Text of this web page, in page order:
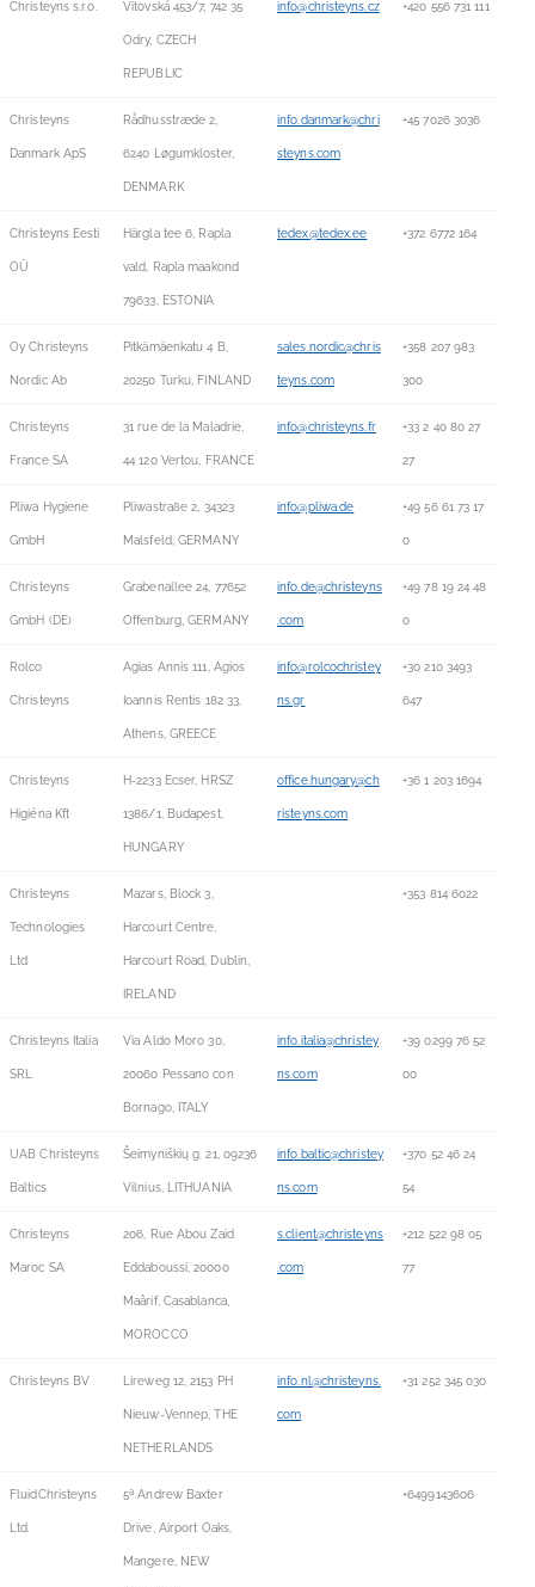
Christeyns s.r.o. Vitovská 453/7, 742 35
Odry, CZECH
REPUBLIC
info@christeyns.cz +420 556 731 111
Christeyns
Danmark ApS
Rådhusstræde 2,
6240 Løgumkloster,
DENMARK
info.danmark@chri
steyns.com
+45 7026 3036
Christeyns Eesti
OÜ
Härgla tee 6, Rapla
vald, Rapla maakond
79633, ESTONIA
tedex@tedex.ee +372 6772 164
Oy Christeyns
Nordic Ab
Pitkämäenkatu 4 B,
20250 Turku, FINLAND
sales.nordic@chris
teyns.com
+358 207 983
300
Christeyns
France SA
31 rue de la Maladrie,
44 120 Vertou, FRANCE
info@christeyns.fr +33 2 40 80 27
27
Pliwa Hygiene
GmbH
Pliwastraße 2, 34323
Malsfeld, GERMANY
info@pliwa.de +49 56 61 73 17
0
Christeyns
GmbH (DE)
Grabenallee 24, 77652
Offenburg, GERMANY
info.de@christeyns
.com
+49 78 19 24 48
0
Rolco
Christeyns
Agias Annis 111, Agios
Ioannis Rentis 182 33,
Athens, GREECE
info@rolcochristey
ns.gr
+30 210 3493
647
Christeyns
Higiéna Kft
H-2233 Ecser, HRSZ
1386/1, Budapest,
HUNGARY
office.hungary@ch
risteyns.com
+36 1 203 1694
Christeyns
Technologies
Ltd
Mazars, Block 3,
Harcourt Centre,
Harcourt Road, Dublin,
IRELAND
+353 814 6022
Christeyns Italia
SRL
Via Aldo Moro 30,
20060 Pessano con
Bornago, ITALY
info.italia@christey
ns.com
+39 0299 76 52
00
UAB Christeyns
Baltics
Šeimyniškių g. 21, 09236
Vilnius, LITHUANIA
info.baltic@christey
ns.com
+370 52 46 24
54
Christeyns
Maroc SA
206, Rue Abou Zaid
Eddaboussi, 20000
Maârif, Casablanca,
MOROCCO
s.client@christeyns
.com
+212 522 98 05
77
Christeyns BV Lireweg 12, 2153 PH
Nieuw-Vennep, THE
NETHERLANDS
info.nl@christeyns.
com
+31 252 345 030
FluidChristeyns
Ltd.
5ª Andrew Baxter
Drive, Airport Oaks,
Mangere, NEW
+6499143606